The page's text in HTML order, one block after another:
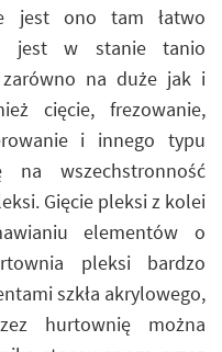
jest ono tam łatwo
jest w stanie tanio
zarówno na duże jak i
cięcie, frezowanie,
i innego typu
wszechstronność
Gięcie pleksi z kolei
elementów o
pleksi bardzo
szkła akrylowego,
hurtownię można